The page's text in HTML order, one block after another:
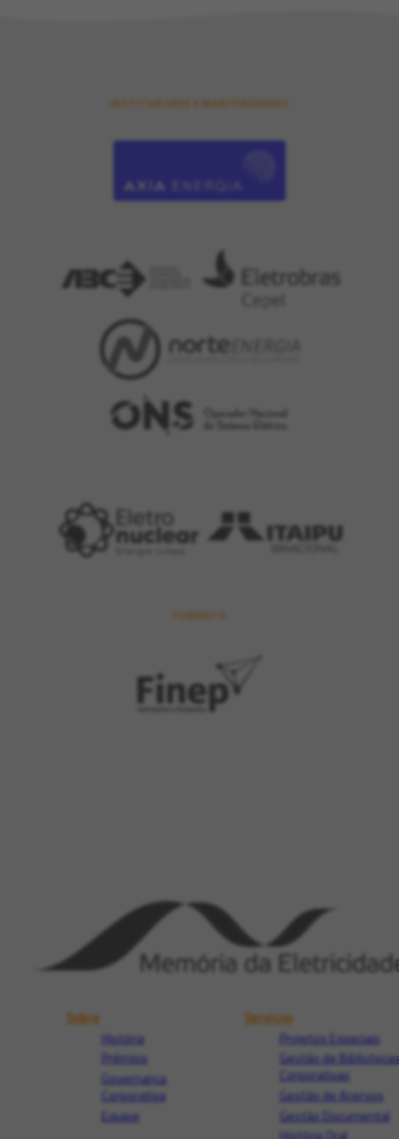
INSTITUIDORES E MANTENEDORES
FOMENTO
Sobre
História
Prêmios
Governança
Corporativa
Equipe
Serviços
Projetos Especiais
Gestão de Bibliotecas
Corporativas
Gestão de Acervos
Gestão Documental